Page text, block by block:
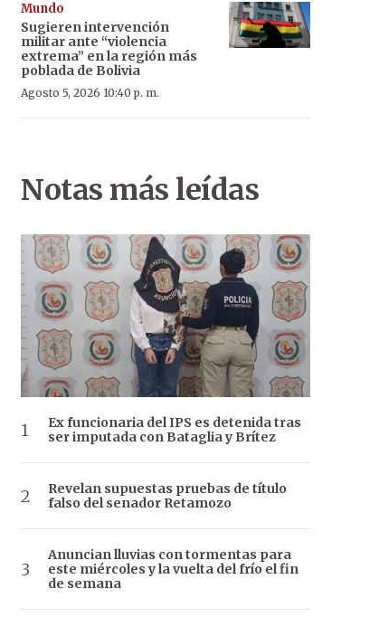
Mundo
Sugieren intervención
militar ante “violencia
extrema” en la región más
poblada de Bolivia
Agosto 5, 2026 10:40 p. m.
Notas más leídas
Ex funcionaria del IPS es detenida tras
ser imputada con Bataglia y Brítez
Revelan supuestas pruebas de título
falso del senador Retamozo
Anuncian lluvias con tormentas para
este miércoles y la vuelta del frío el fin
de semana